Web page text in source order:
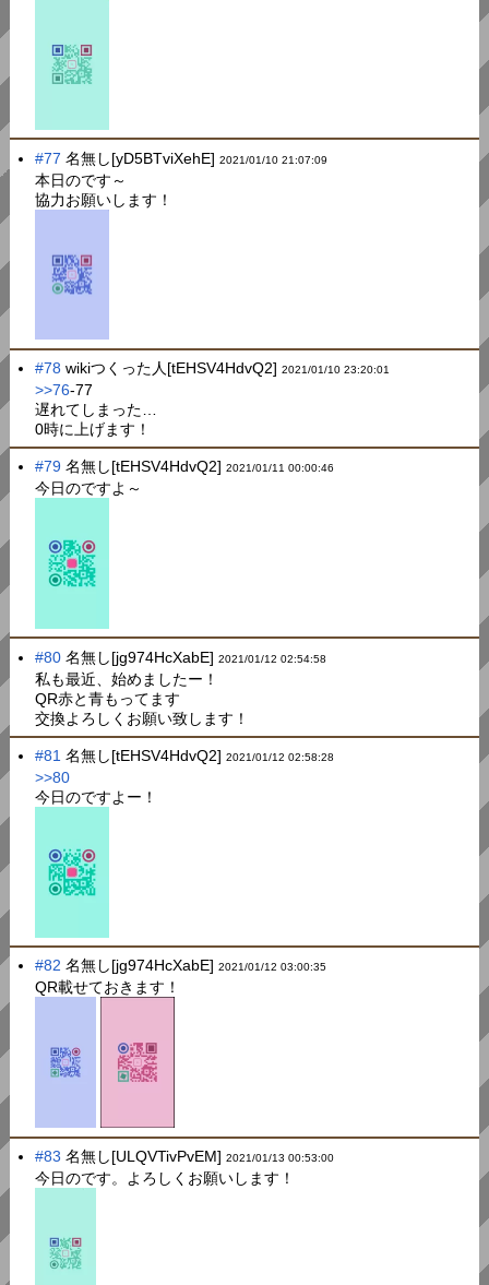
#77 名無し[yD5BTviXehE]2021/01/10 21:07:09
本日のです～
協力お願いします！
#78 wikiつくった人[tEHSV4HdvQ2]2021/01/10 23:20:01
>>76-77
遅れてしまった…
0時に上げます！
#79 名無し[tEHSV4HdvQ2]2021/01/11 00:00:46
今日のですよ～
#80 名無し[jg974HcXabE]2021/01/12 02:54:58
私も最近、始めましたー！
QR赤と青もってます
交換よろしくお願い致します！
#81 名無し[tEHSV4HdvQ2]2021/01/12 02:58:28
>>80
今日のですよー！
#82 名無し[jg974HcXabE]2021/01/12 03:00:35
QR載せておきます！
#83 名無し[ULQVTivPvEM]2021/01/13 00:53:00
今日のです。よろしくお願いします！